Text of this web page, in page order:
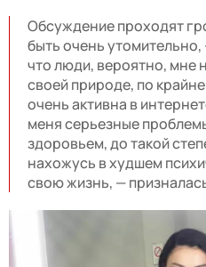
Обсуждение проходят
быть очень
что люди, вероятно, мне
своей природе, по
очень активна в
меня серьезные
здоровьем, до такой
нахожусь в худшем
свою жизнь, —